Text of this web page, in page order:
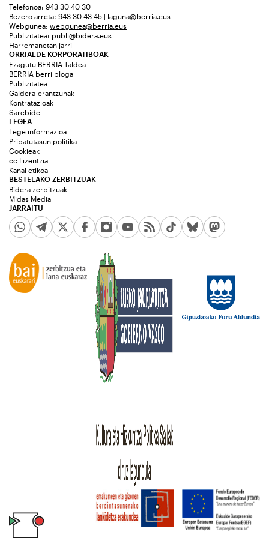
Telefonoa: 943 30 40 30
Bezero arreta: 943 30 43 45 | laguna@berria.eus
Webgunea: webgunea@berria.eus
Publizitatea: publi@bidera.eus
Harremanetan jarri
ORRIALDE KORPORATIBOAK
Ezagutu BERRIA Taldea
BERRIA berri bloga
Publizitatea
Galdera-erantzunak
Kontratazioak
Sarebide
JARRAITU
LEGEA
Lege informazioa
Pribatutasun politika
Cookieak
cc Lizentzia
Kanal etikoa
BESTELAKO ZERBITZUAK
Bidera zerbitzuak
Midas Media